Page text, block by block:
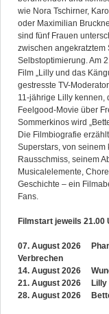
wie Nora Tschirner,
oder Maximilian
sind fünf Frauen
zwischen
Selbstoptimierung. Am
Film „Lilly und das
gestresste TV-
11-jährige Lilly kennen,
Feelgood-Movie über
Sommerkinos wird
Die Filmbiografie
Superstars, von seinem
Rausschmiss, seinem
Musicalelemente,
Geschichte – ein
Fans.
Filmstart jeweils 21.00
07. August 2026
Verbrechen
14. August 2026
21. August 2026 Lilly
28. August 2026